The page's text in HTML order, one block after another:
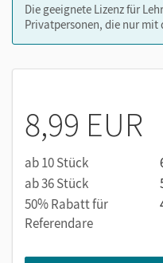
Die geeignete Lizenz für
Privatpersonen, die nur mit
8,99 EUR
ab 10 Stück
ab 36 Stück
50% Rabatt für
Referendare